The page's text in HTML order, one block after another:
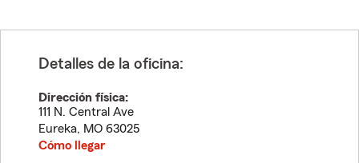
Detalles de la oficina:
Dirección física:
111 N. Central Ave
Eureka, MO 63025
Cómo llegar